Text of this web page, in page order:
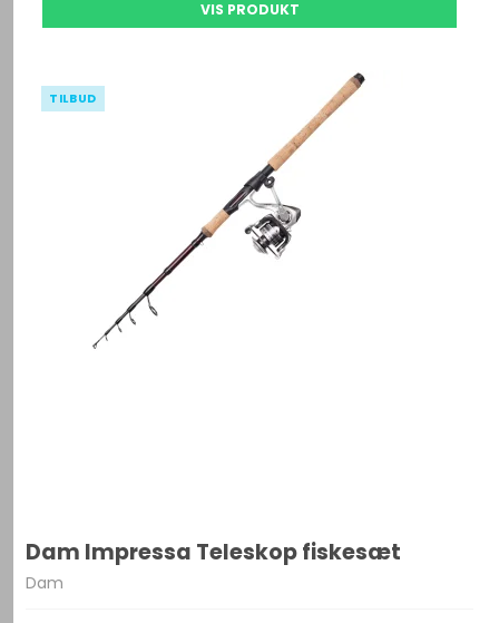
VIS PRODUKT
TILBUD
Dam Impressa Teleskop fiskesæt
Dam